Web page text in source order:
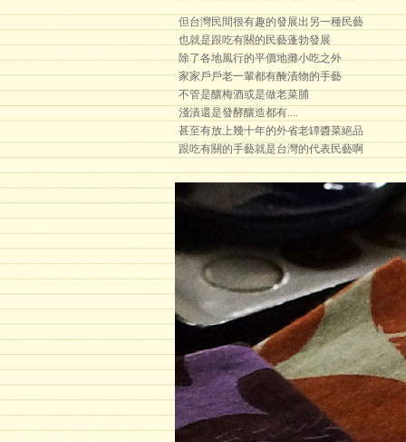
但台灣民間很有趣的發展出另一種民藝
也就是跟吃有關的民藝蓬勃發展
除了各地風行的平價地攤小吃之外
家家戶戶老一輩都有醃漬物的手藝
不管是釀梅酒或是做老菜脯
淺漬還是發酵釀造都有....
甚至有放上幾十年的外省老罈醬菜絕品
跟吃有關的手藝就是台灣的代表民藝啊